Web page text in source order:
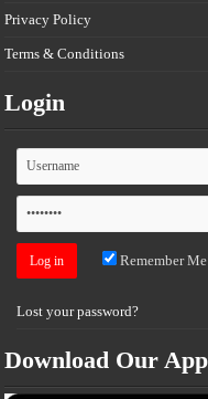
Privacy Policy
Terms & Conditions
Login
Remember Me
Lost your password?
Download Our App